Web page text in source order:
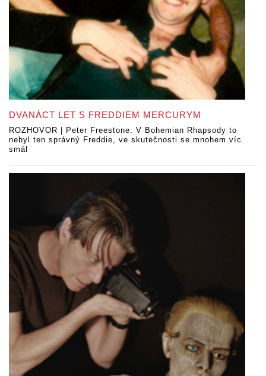
DVANÁCT LET S FREDDIEM MERCURYM
ROZHOVOR | Peter Freestone: V Bohemian Rhapsody to
nebyl ten správný Freddie, ve skutečnosti se mnohem víc
smál